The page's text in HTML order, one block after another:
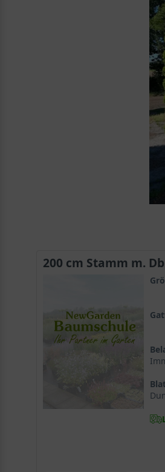
200 cm Stamm m.